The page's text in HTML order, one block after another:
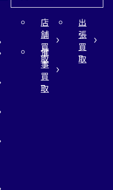
店
舗
買
取
出
張
買
取
催
事
買
取